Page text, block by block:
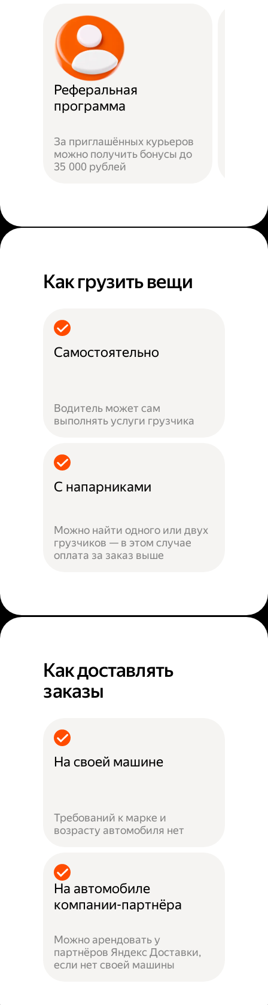
Реферальная
программа
За приглашённых курьеров
можно получить бонусы до
35 000 рублей
Как грузить вещи
Самостоятельно
Водитель может сам
выполнять услуги грузчика
С напарниками
Можно найти одного или двух
грузчиков — в этом случае
оплата за заказ выше
Как доставлять
заказы
На своей машине
Требований к марке и
возрасту автомобиля нет
На автомобиле
компании-партнёра
Можно арендовать у
партнёров Яндекс Доставки,
если нет своей машины